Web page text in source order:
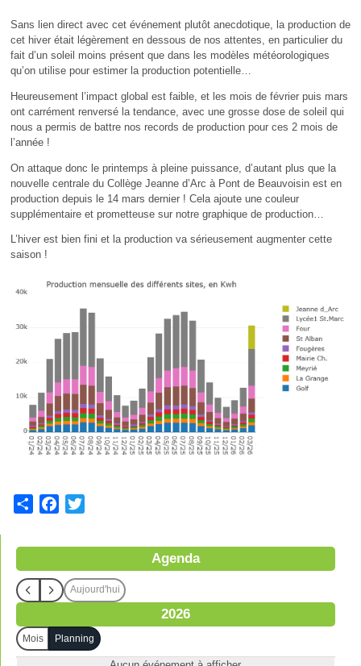
Sans lien direct avec cet événement plutôt anecdotique, la production de
cet hiver était légèrement en dessous de nos attentes, en particulier du
fait d’un soleil moins présent que dans les modèles météorologiques
qu’on utilise pour estimer la production potentielle…
Heureusement l’impact global est faible, et les mois de février puis mars
ont carrément renversé la tendance, avec une grosse dose de soleil qui
nous a permis de battre nos records de production pour ces 2 mois de
l’année !
On attaque donc le printemps à pleine puissance, d’autant plus que la
nouvelle centrale du Collège Jeanne d’Arc à Pont de Beauvoisin est en
production depuis le 14 mars dernier ! Cela ajoute une couleur
supplémentaire et prometteuse sur notre graphique de production…
L’hiver est bien fini et la production va sérieusement augmenter cette
saison !
e
b
o
k
t
e
Agenda
Aujourd'hui
2026
Mois Planning